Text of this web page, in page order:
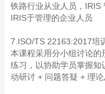
铁路行业从业人员，IRIS
IRIS于管理的企业人员
7.ISO/TS 22163:2017培
本课程采用分小组讨论
练习，以协助学员掌握知
动研讨 + 问题答疑 + 理